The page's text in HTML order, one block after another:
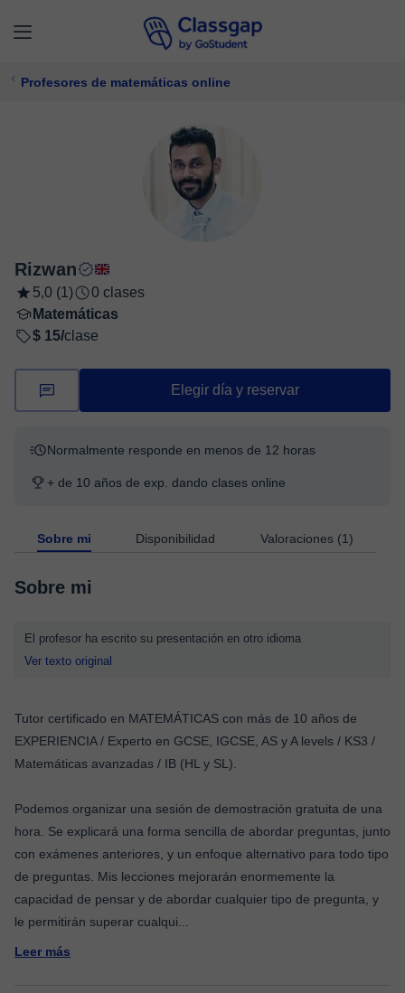
Profesores de matemáticas online
Rizwan
5,0 (1)
0 clases
Matemáticas
$ 15/clase
Elegir día y reservar
Normalmente responde en menos de 12 horas
+ de 10 años de exp. dando clases online
Sobre mi Disponibilidad Valoraciones (1)
Sobre mi
El profesor ha escrito su presentación en otro idioma
Ver texto original
Tutor certificado en MATEMÁTICAS con más de 10 años de
EXPERIENCIA / Experto en GCSE, IGCSE, AS y A levels / KS3 /
Matemáticas avanzadas / IB (HL y SL).
Podemos organizar una sesión de demostración gratuita de una
hora. Se explicará una forma sencilla de abordar preguntas, junto
con exámenes anteriores, y un enfoque alternativo para todo tipo
de preguntas. Mis lecciones mejorarán enormemente la
capacidad de pensar y de abordar cualquier tipo de pregunta, y
le permitirán superar cualqui
Leer más